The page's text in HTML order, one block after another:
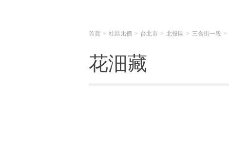
首頁 社區比價 台北市 北投區 三合街一段
花沺藏